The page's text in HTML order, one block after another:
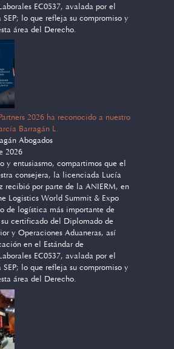
EC0537, avalada por el
lo que refleja su compromiso y
área del Derecho.
2026 ha reconocido a nuestro
Barragán L.
Abogados
2026
y entusiasmo, compartimos que el
consejera, la licenciada Lucía
recibió por parte de la ANIERM, en
Logistics World Summit & Expo
de logística más importante de
certificado del Diplomado de
y Operaciones Aduaneras, así
en el Estándar de
EC0537, avalada por el
lo que refleja su compromiso y
área del Derecho.